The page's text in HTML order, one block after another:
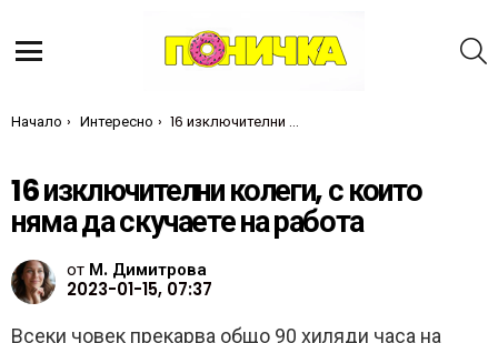
Ти си тук:
Начало Интересно 16 изключителни колеги, с които няма да скучаете на работа
16 изключителни колеги, с които
няма да скучаете на работа
от М. Димитрова
2023-01-15, 07:37
Всеки човек прекарва общо 90 хиляди часа на